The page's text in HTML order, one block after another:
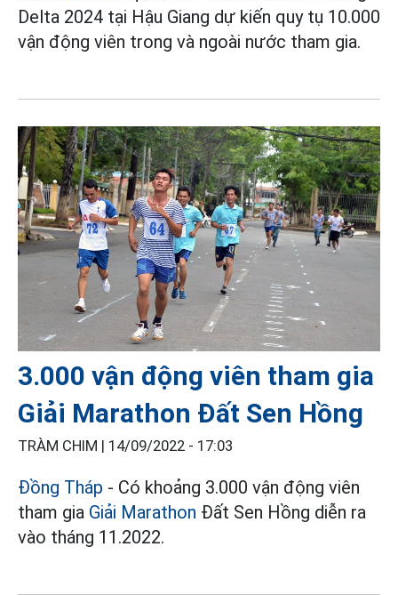
Delta 2024 tại Hậu Giang dự kiến quy tụ 10.000
vận động viên trong và ngoài nước tham gia.
3.000 vận động viên tham gia
Giải Marathon Đất Sen Hồng
TRÀM CHIM | 14/09/2022 - 17:03
Đồng Tháp - Có khoảng 3.000 vận động viên
tham gia Giải Marathon Đất Sen Hồng diễn ra
vào tháng 11.2022.